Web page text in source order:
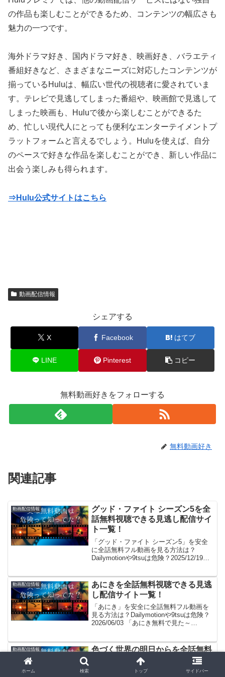
の作品も楽しむことができるため、コンテンツの幅広さも
魅力の一つです。
海外ドラマ好き、国内ドラマ好き、映画好き、バラエティ
番組好きなど、さまざまなニーズに対応したコンテンツが
揃っているHuluは、幅広い世代の視聴者に愛されていま
す。テレビで見逃してしまった番組や、映画館で見逃して
しまった映画も、Huluで後から楽しむことができるた
め、忙しい現代人にとっても便利なエンターテイメントプ
ラットフォームと言えるでしょう。Huluを使えば、自分
のペースで好きな作品を楽しむことができ、新しい作品に
出会う楽しみも得られます。
⇒Hulu公式サイトはこちら
動画配信情報
シェアする
X Facebook はてブ
LINE Pinterest コピー
無料動画好きをフォローする
無料動画好き
関連記事
動画配信情報
グッド・ファイト シーズン5を全
話無料視聴できる見逃し配信サイ
ト一覧！
「グッド・ファイト シーズン5」を安全
に全話無料フル動画を見る方法は？
Dailymotionや9tsuは危険？2025/12/19
GYAO!やパンドラはサービス終...
動画配信情報
あにきを全話無料視聴できる見逃
し配信サイト一覧！
「あにき」を安全に全話無料フル動画を
見る方法は？Dailymotionや9tsuは危険？
2026/06/03 「あにき無料で見た～
YouTubeも...
動画配信情報
色づく世界の明日からを全話無料
視聴できる見逃し配信サイト一
ホーム 検索 トップ サイドバー